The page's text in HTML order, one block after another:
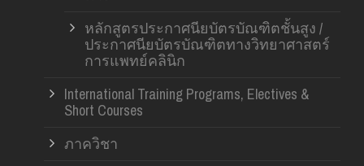
หลักสูตรประกาศนียบัตรบัณฑิตชั้นสูง /
ประกาศนียบัตรบัณฑิตทางวิทยาศาสตร์
การแพทย์คลินิก
International Training Programs, Electives &
Short Courses
ภาควิชา